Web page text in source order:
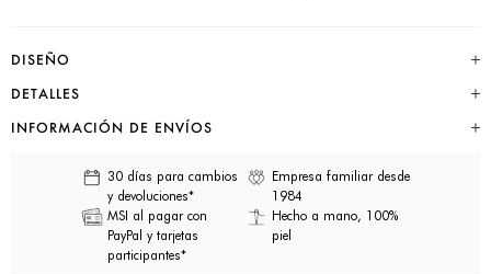
DISEÑO
DETALLES
INFORMACIÓN DE ENVÍOS
30 días para cambios
y devoluciones*
Empresa familiar desde
1984
MSI al pagar con
PayPal y tarjetas
participantes*
Hecho a mano, 100%
piel